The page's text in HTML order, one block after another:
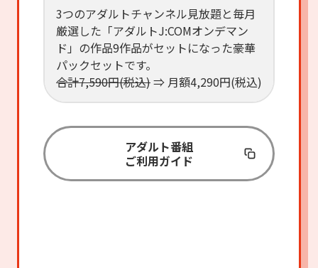
3つのアダルトチャンネル見放題と毎月
厳選した「アダルトJ:COMオンデマン
ド」の作品9作品がセットになった豪華
パックセットです。
合計7,590円(税込)⇒ 月額4,290円(税込)
アダルト番組
ご利用ガイド